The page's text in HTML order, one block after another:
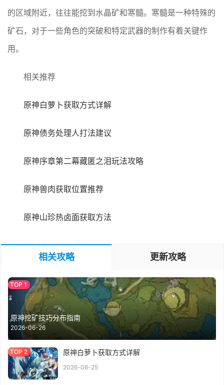
的区域附近，往往能挖到水晶矿和寒髓。寒髓是一种特殊的
矿石，对于一些角色的突破和特定武器的制作有着关键作
用。
相关推荐
原神白萝卜获取方式详解
原神债务处理人打法建议
原神序章第二幕藏匿之泪玩法攻略
原神兽肉获取位置推荐
原神山珍热卤面获取方法
相关攻略 更新攻略
原神挖矿技巧分布指南
2026-06-26
原神白萝卜获取方式详解
2026-06-25